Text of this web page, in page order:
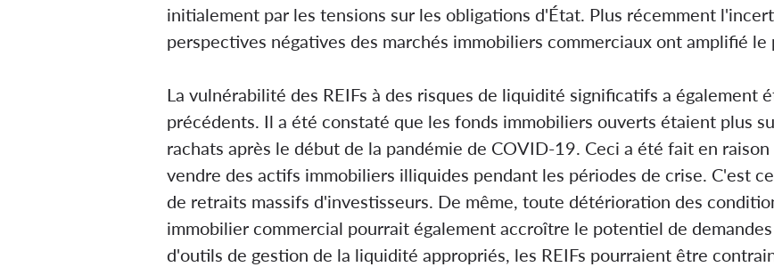
initialement par les tensions sur les obligations d'État. Plus récemment
perspectives négatives des marchés immobiliers commerciaux ont amplifié le
La vulnérabilité des REIFs à des risques de liquidité significatifs a également
précédents. Il a été constaté que les fonds immobiliers ouverts étaient plus
rachats après le début de la pandémie de COVID-19. Ceci a été fait en
vendre des actifs immobiliers illiquides pendant les périodes de crise. C'est
de retraits massifs d'investisseurs. De même, toute détérioration des
immobilier commercial pourrait également accroître le potentiel de
d'outils de gestion de la liquidité appropriés, les REIFs pourraient être